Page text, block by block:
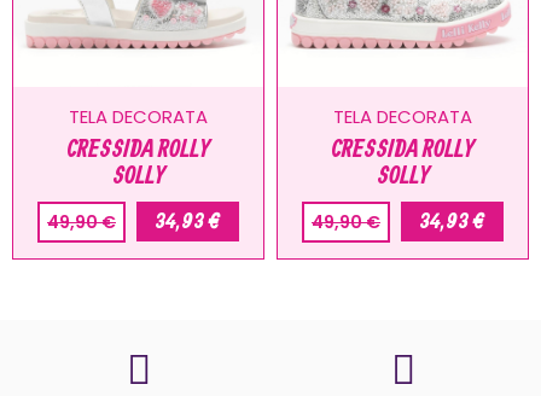
TELA DECORATA
CRESSIDA ROLLY
SOLLY
49,90 € 34,93 €
TELA DECORATA
CRESSIDA ROLLY
SOLLY
49,90 € 34,93 €